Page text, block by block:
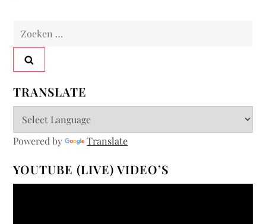
Zoeken
TRANSLATE
Powered by Translate
YOUTUBE (LIVE) VIDEO’S